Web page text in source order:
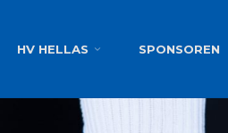
HV HELLAS SPONSOREN